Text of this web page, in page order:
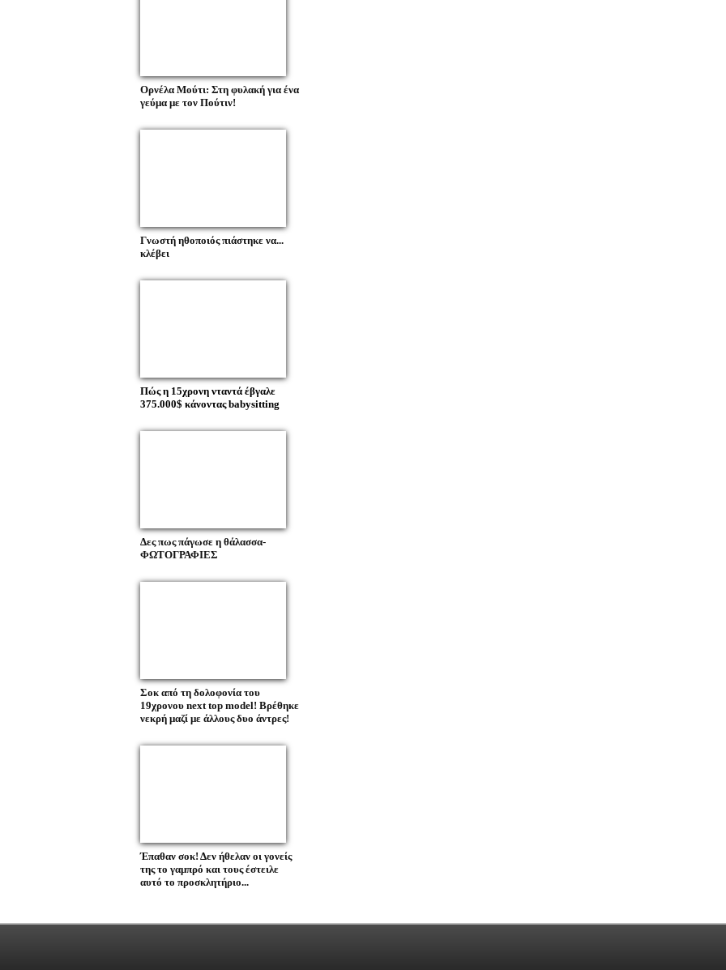
Ορνέλα Μούτι: Στη φυλακή για ένα
γεύμα με τον Πούτιν!
Γνωστή ηθοποιός πιάστηκε να...
κλέβει
Πώς η 15χρονη νταντά έβγαλε
375.000$ κάνοντας babysitting
Δες πως πάγωσε η θάλασσα-
ΦΩΤΟΓΡΑΦΙΕΣ
Σοκ από τη δολοφονία του
19χρονου next top model! Βρέθηκε
νεκρή μαζί με άλλους δυο άντρες!
Έπαθαν σοκ! Δεν ήθελαν οι γονείς
της το γαμπρό και τους έστειλε
αυτό το προσκλητήριο...